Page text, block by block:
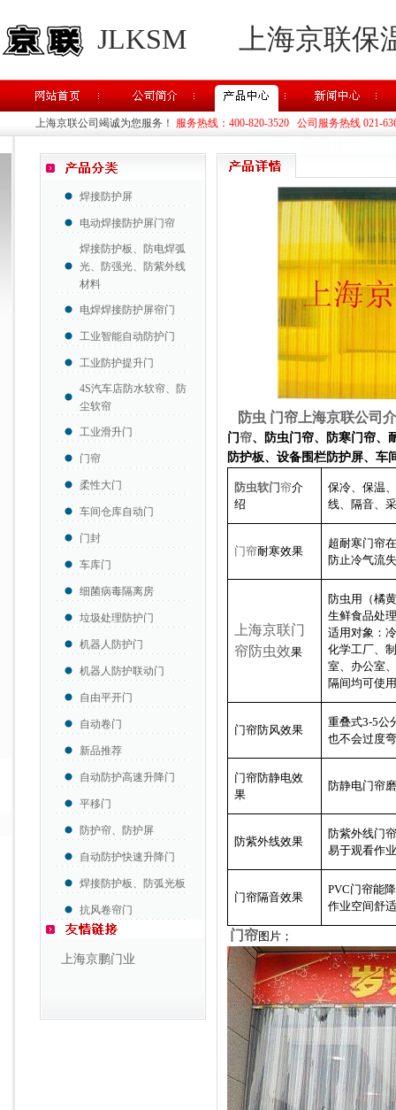
JLKSM 上海京联
上海京联公司竭诚为您服务！ 服务热线：400-820-3520 公司服务热线 021-
焊接防护屏
电动焊接防护屏门帘
焊接防护板、防电焊弧
光、防强光、防紫外线
材料
电焊焊接防护屏帘门
工业智能自动防护门
工业防护提升门
4S汽车店防水软帘、防
尘软帘
工业滑升门
门帘
柔性大门
车间仓库自动门
门封
车库门
细菌病毒隔离房
垃圾处理防护门
机器人防护门
机器人防护联动门
自由平开门
自动卷门
新品推荐
自动防护高速升降门
平移门
防护帘、防护屏
自动防护快速升降门
焊接防护板、防弧光板
抗风卷帘门
上海京鹏门业
防虫 门帘上海京联公司
门帘、防虫门帘、
防寒门帘、
防护板、设备围栏防护屏、车
防虫软门帘介
绍
保冷、保温
线、隔音、
门帘耐寒效果
超耐寒门帘
防止冷气流
上海京联门
帘防虫效果
防虫用（橘
生鲜食品处
适用对象：
化学工厂、
室、办公室
隔间均可使
门帘防风效果
重叠式3-5公
也不会过度
门帘防静电效
果
防静电门帘
防紫外线效果
防紫外线门
易于观看作
门帘隔音效果
PVC门帘能
作业空间舒
门帘图片；